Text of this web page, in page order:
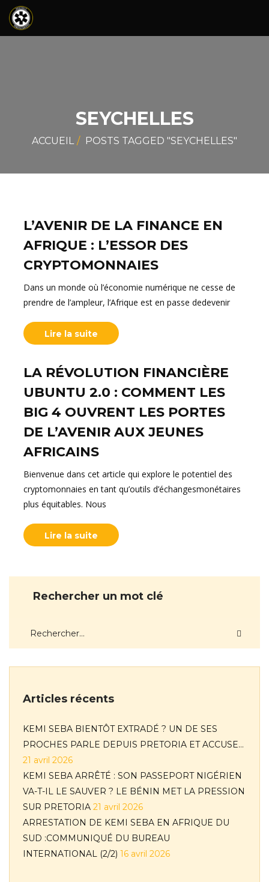
SEYCHELLES
ACCUEIL POSTS TAGGED "SEYCHELLES"
L’AVENIR DE LA FINANCE EN
AFRIQUE : L’ESSOR DES
CRYPTOMONNAIES
Dans un monde où l’économie numérique ne cesse de
prendre de l’ampleur, l’Afrique est en passe dedevenir
Lire la suite
LA RÉVOLUTION FINANCIÈRE
UBUNTU 2.0 : COMMENT LES
BIG 4 OUVRENT LES PORTES
DE L’AVENIR AUX JEUNES
AFRICAINS
Bienvenue dans cet article qui explore le potentiel des
cryptomonnaies en tant qu’outils d’échangesmonétaires
plus équitables. Nous
Lire la suite
Rechercher un mot clé
Articles récents
KEMI SEBA BIENTÔT EXTRADÉ ? UN DE SES
PROCHES PARLE DEPUIS PRETORIA ET ACCUSE…
21 avril 2026
KEMI SEBA ARRÊTÉ : SON PASSEPORT NIGÉRIEN
VA-T-IL LE SAUVER ? LE BÉNIN MET LA PRESSION
SUR PRETORIA 21 avril 2026
ARRESTATION DE KEMI SEBA EN AFRIQUE DU
SUD :COMMUNIQUÉ DU BUREAU
INTERNATIONAL (2/2) 16 avril 2026